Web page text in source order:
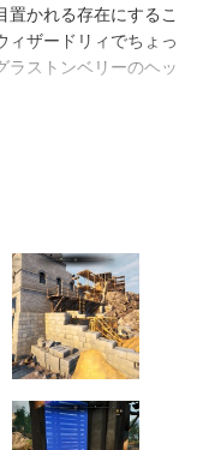
かれる存在にするこ
ィザードリィでちょっ
ラストンベリーのヘッ